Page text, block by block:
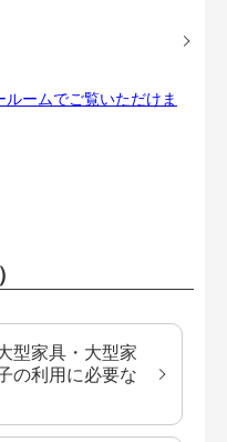
ームでご覧いただけま
型家具・大型家
の利用に必要な